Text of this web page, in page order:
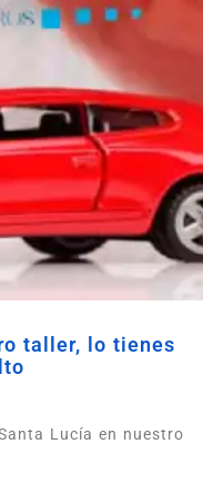
taller, lo tienes
Lucía en nuestro